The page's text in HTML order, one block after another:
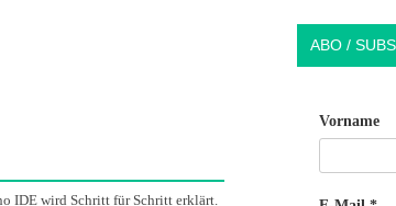
IDE wird Schritt für Schritt erklärt.
ABO /
Vorname